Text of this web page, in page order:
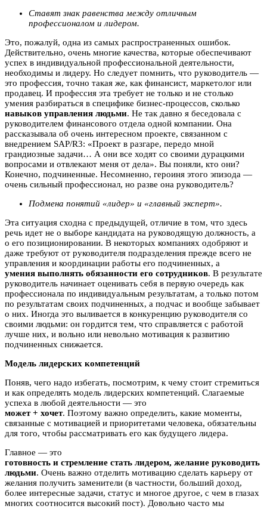
Ставят знак равенства между отличным
профессионалом и лидером.
Это, пожалуй, одна из самых распространенных ошибок.
Действительно, очень многие качества, которые обеспечивают
успех в индивидуальной профессиональной деятельности,
необходимы и лидеру. Но следует помнить, что руководитель —
это профессия, точно такая же, как финансист, маркетолог или
продавец. И профессия эта требует не только и не столько
умения разбираться в специфике бизнес-процессов, сколько
навыков управления людьми. Не так давно я беседовала с
руководителем финансового отдела одной компании. Она
рассказывала об очень интересном проекте, связанном с
внедрением SAP/R3: «Проект в разгаре, передо мной
грандиозные задачи… А они все ходят со своими дурацкими
вопросами и отвлекают меня от дела». Вы поняли, кто они?
Конечно, подчиненные. Несомненно, героиня этого эпизода —
очень сильный профессионал, но разве она руководитель?
Подмена понятий «лидер» и «главный эксперт».
Эта ситуация сходна с предыдущей, отличие в том, что здесь
речь идет не о выборе кандидата на руководящую должность, а
о его позиционировании. В некоторых компаниях одобряют и
даже требуют от руководителя подразделения прежде всего не
управления и координации работы его подчиненных, а
умения выполнять обязанности его сотрудников. В результате
руководитель начинает оценивать себя в первую очередь как
профессионала по индивидуальным результатам, а только потом
по результатам своих подчиненных, а подчас и вообще забывает
о них. Иногда это выливается в конкуренцию руководителя со
своими людьми: он гордится тем, что справляется с работой
лучше них, и вольно или невольно мотивация к развитию
подчиненных снижается.
Модель лидерских компетенций
Поняв, чего надо избегать, посмотрим, к чему стоит стремиться
и как определять модель лидерских компетенций. Слагаемые
успеха в любой деятельности — это
может + хочет. Поэтому важно определить, какие моменты,
связанные с мотивацией и приоритетами человека, обязательны
для того, чтобы рассматривать его как будущего лидера.
Главное — это
готовность и стремление стать лидером, желание руководить
людьми. Очень важно отделить мотивацию сделать карьеру от
желания получить заменители (в частности, больший доход,
более интересные задачи, статус и многое другое, с чем в глазах
многих соотносится высокий пост). Довольно часто мы